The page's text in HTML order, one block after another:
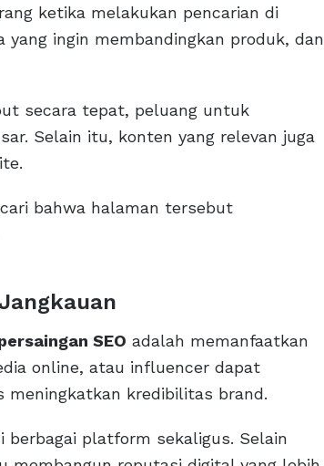
ketika melakukan pencarian di
ingin membandingkan produk, dan
secara tepat, peluang untuk
Selain itu, konten yang relevan juga
bahwa halaman tersebut
SEO adalah memanfaatkan
online, atau influencer dapat
kredibilitas brand.
berbagai platform sekaligus. Selain